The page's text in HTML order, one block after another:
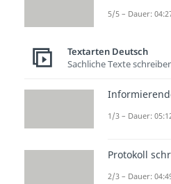
zur
5/5 – Dauer:
Textarten Deutsch
Sachliche Texte
1/3 – Dauer:
Protokoll
2/3 – Dauer: